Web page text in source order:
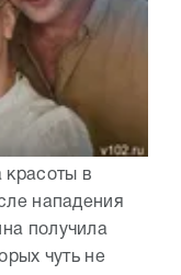
красоты в
нападения
получила
чуть не